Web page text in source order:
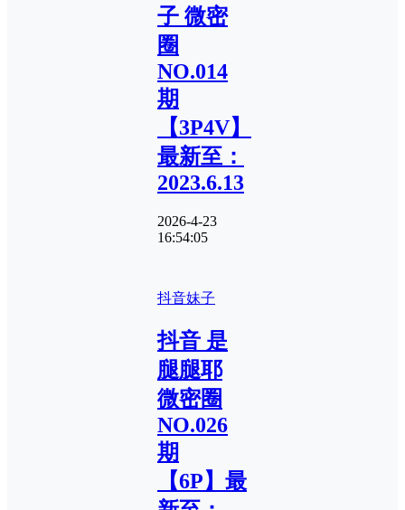
子 微密
圈
NO.014
期
【3P4V】
最新至：
2023.6.13
2026-4-23
16:54:05
抖音妹子
抖音 是
腿腿耶
微密圈
NO.026
期
【6P】最